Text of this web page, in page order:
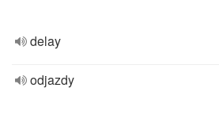
delay
odjazdy